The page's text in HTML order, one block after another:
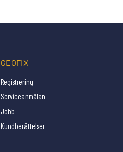
GEOFIX
Registrering
Serviceanmälan
Jobb
Kundberättelser